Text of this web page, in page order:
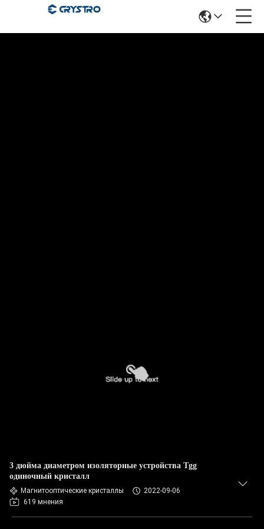
3 дюйма диаметром изоляторные устройства Tgg
одиночный кристалл
Магнитооптические кристаллы
2022-09-06
619 мнения